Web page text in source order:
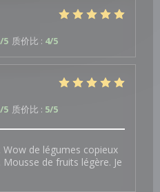
/5 质价比 : 4/5
/5 质价比 : 5/5
de légumes copieux
de fruits légère. Je